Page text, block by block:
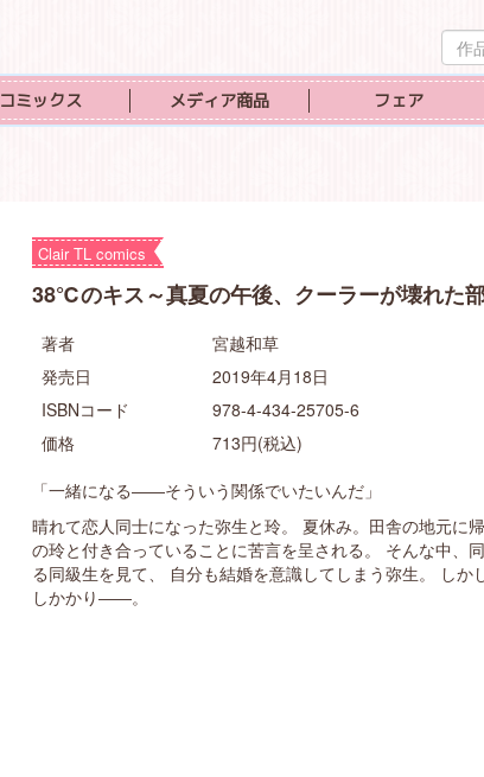
作
品
検
コミックス メディア商品 フェア
Clair TL comics
38℃のキス～真夏の午後、クーラーが壊れた
著者
宮越和草
発売日
2019年4月18日
ISBNコード
978-4-434-25705-6
価格
713円(税込)
「一緒になる――そういう関係でいたいんだ」
晴れて恋人同士になった弥生と玲。 夏休み。田舎の地元に
の玲と付き合っていることに苦言を呈される。 そんな中、
る同級生を見て、 自分も結婚を意識してしまう弥生。 し
しかかり――。